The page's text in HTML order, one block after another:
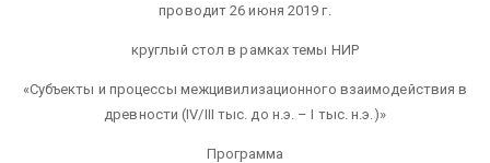
проводит 26 июня 2019 г.
круглый стол в рамках темы НИР
«Субъекты и процессы межцивилизационного взаимодействия в
древности (IV/III тыс. до н.э. – I тыс. н.э.)»
Программа